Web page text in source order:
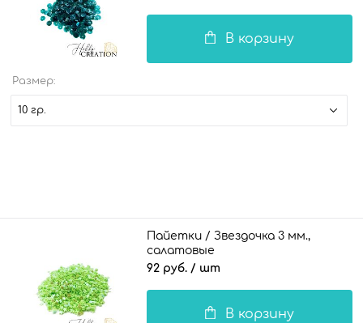
В корзину
Размер:
10 гр.
Пайетки / Звездочка 3 мм.,
салатовые
92 руб. / шт
В корзину